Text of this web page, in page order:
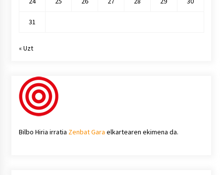
31
« Uzt
Bilbo Hiria irratia Zenbat Gara elkartearen ekimena da.